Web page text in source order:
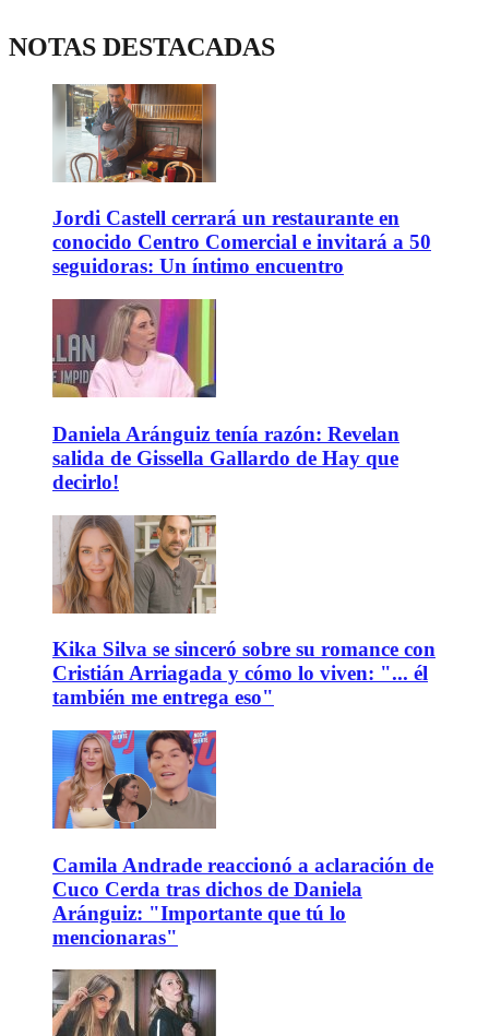
NOTAS DESTACADAS
Jordi Castell cerrará un restaurante en
conocido Centro Comercial e invitará a 50
seguidoras: Un íntimo encuentro
Daniela Aránguiz tenía razón: Revelan
salida de Gissella Gallardo de Hay que
decirlo!
Kika Silva se sinceró sobre su romance con
Cristián Arriagada y cómo lo viven: "... él
también me entrega eso"
Camila Andrade reaccionó a aclaración de
Cuco Cerda tras dichos de Daniela
Aránguiz: "Importante que tú lo
mencionaras"